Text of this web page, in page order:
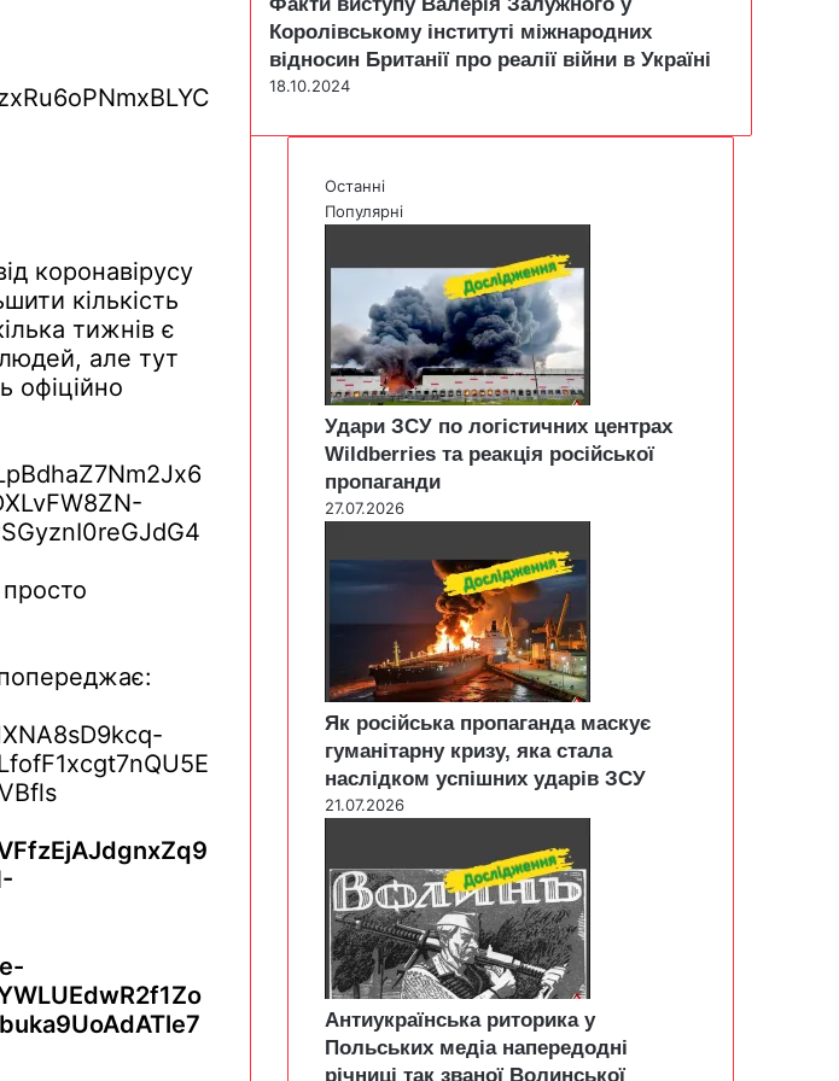
коронавірусу
кількість
тижнів є
але тут
офіційно
просто
:
Королівському інституті міжнародних
відносин Британії про реалії війни в Україні
18.10.2024
Останні
Популярні
Удари ЗСУ по логістичних центрах
Wildberries та реакція російської
пропаганди
27.07.2026
Як російська пропаганда маскує
гуманітарну кризу, яка стала
наслідком успішних ударів ЗСУ
21.07.2026
Антиукраїнська риторика у
Польських медіа напередодні
річниці так званої Волинської